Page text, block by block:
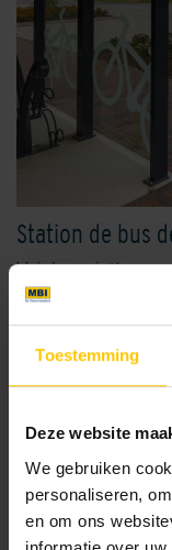
Toestemming
Deze website
We gebruiken
personaliseren,
en om ons
Station de bus
Voir le projet
Autres
Infrastructure
Jardin
Murs et sols
Hospitality &